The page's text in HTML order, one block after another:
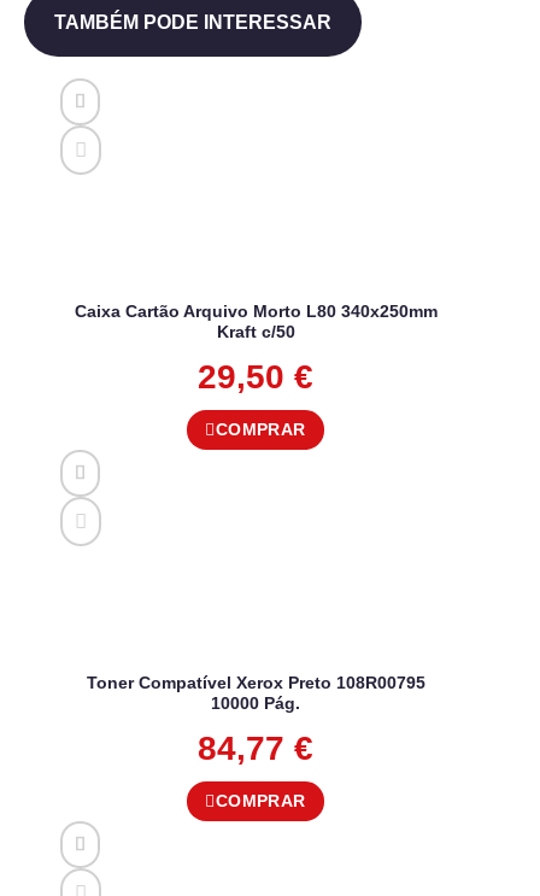
TAMBÉM PODE INTERESSAR
Caixa Cartão Arquivo Morto L80 340x250mm
Kraft c/50
29,50 €
COMPRAR
Toner Compatível Xerox Preto 108R00795
10000 Pág.
84,77 €
COMPRAR